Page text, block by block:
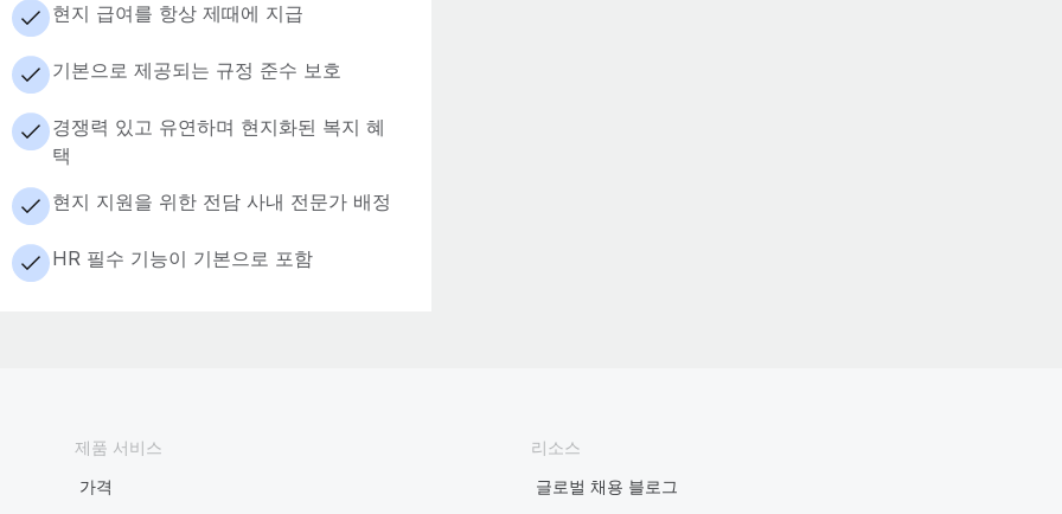
현지 급여를 항상 제때에 지급
기본으로 제공되는 규정 준수 보호
경쟁력 있고 유연하며 현지화된 복지 혜
택
현지 지원을 위한 전담 사내 전문가 배정
HR 필수 기능이 기본으로 포함
제품 서비스
가격
리소스
글로벌 채용 블로그